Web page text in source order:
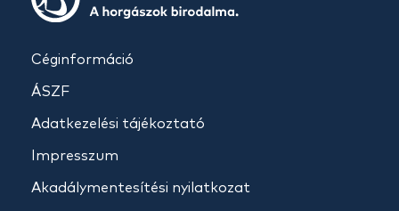
Céginformáció
ÁSZF
Adatkezelési tájékoztató
Impresszum
Akadálymentesítési nyilatkozat